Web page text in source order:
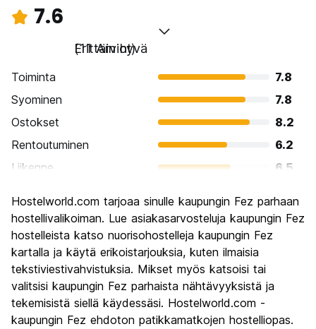
7.6
Erittäin hyvä
(11 Arviot)
Toiminta
7.8
Syominen
7.8
Ostokset
8.2
Rentoutuminen
6.2
Liikenne
6.5
Kulttuuri
9.1
Yöelämä
Rahanarvoinen
Hostelworld.com tarjoaa sinulle kaupungin Fez parhaan
hostellivalikoiman. Lue asiakasarvosteluja kaupungin Fez
hostelleista katso nuorisohostelleja kaupungin Fez
kartalla ja käytä erikoistarjouksia, kuten ilmaisia
tekstiviestivahvistuksia. Mikset myös katsoisi tai
valitsisi kaupungin Fez parhaista nähtävyyksistä ja
tekemisistä siellä käydessäsi. Hostelworld.com -
kaupungin Fez ehdoton patikkamatkojen hostelliopas.